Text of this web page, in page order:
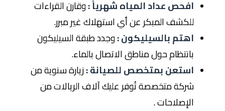
افحص عداد المياه شهرياً :وقارن القراءات
للكشف المبكر عن أي استهلاك غير مبرر.
اهتم بالسيليكون :وجدد طبقة السيليكون
بانتظام حول مناطق الاتصال بالماء.
استعن بمتخصص للصيانة :زيارة سنوية من
شركة متخصصة تُوفر عليك آلاف الريالات من
الإصلاحات .